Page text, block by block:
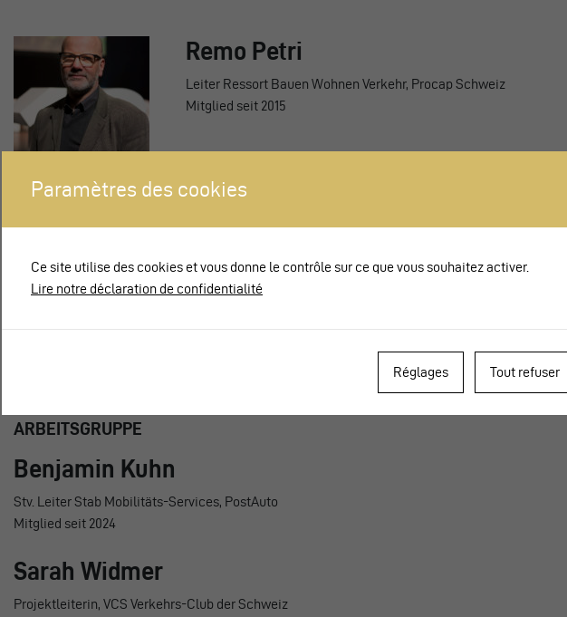
Remo Petri
Leiter Ressort Bauen Wohnen Verkehr, Procap Schweiz
Mitglied seit 2015
Jonas Schmid
Leiter Mobilität und Verkehrspolitik,Schweizerischer
Mitglied seit 2024
ARBEITSGRUPPE
Benjamin Kuhn
Stv. Leiter Stab Mobilitäts-Services, PostAuto
Mitglied seit 2024
Sarah Widmer
Projektleiterin, VCS Verkehrs-Club der Schweiz
Paramètres des cookies
Ce site utilise des cookies et vous donne le contrôle sur ce que vous souhaitez activer.
Lire notre déclaration de confidentialité
Réglages Tout refuser